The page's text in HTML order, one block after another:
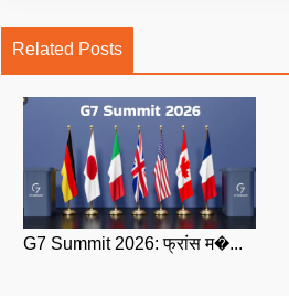
Related Posts
G7 Summit 2026: फ्रांस म�...